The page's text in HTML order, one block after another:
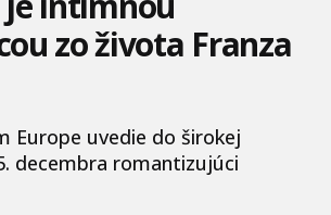
zo života Franza
Europe uvedie do širokej
decembra romantizujúci